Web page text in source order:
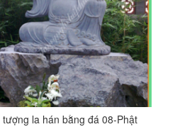
tượng la hán bằng đá 08-Phật